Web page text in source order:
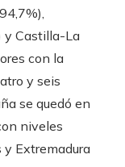
y Castilla-La
con la
y seis
se quedó en
niveles
Extremadura